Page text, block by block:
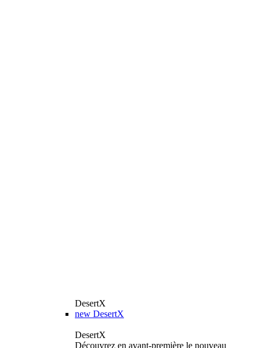
DesertX
new DesertX
DesertX
Découvrez en avant-première le nouveau